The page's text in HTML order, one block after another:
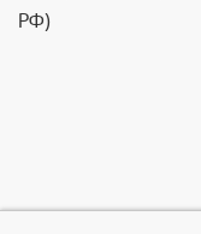
РФ)